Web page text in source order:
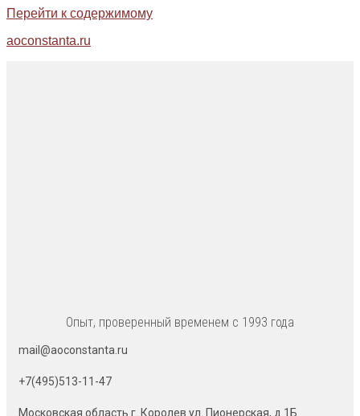
Перейти к содержимому
aoconstanta.ru
Опыт, проверенный временем с 1993 года
mail@aoconstanta.ru
+7(495)513-11-47
Московская область г. Королев ул. Пионерская, д.1Б